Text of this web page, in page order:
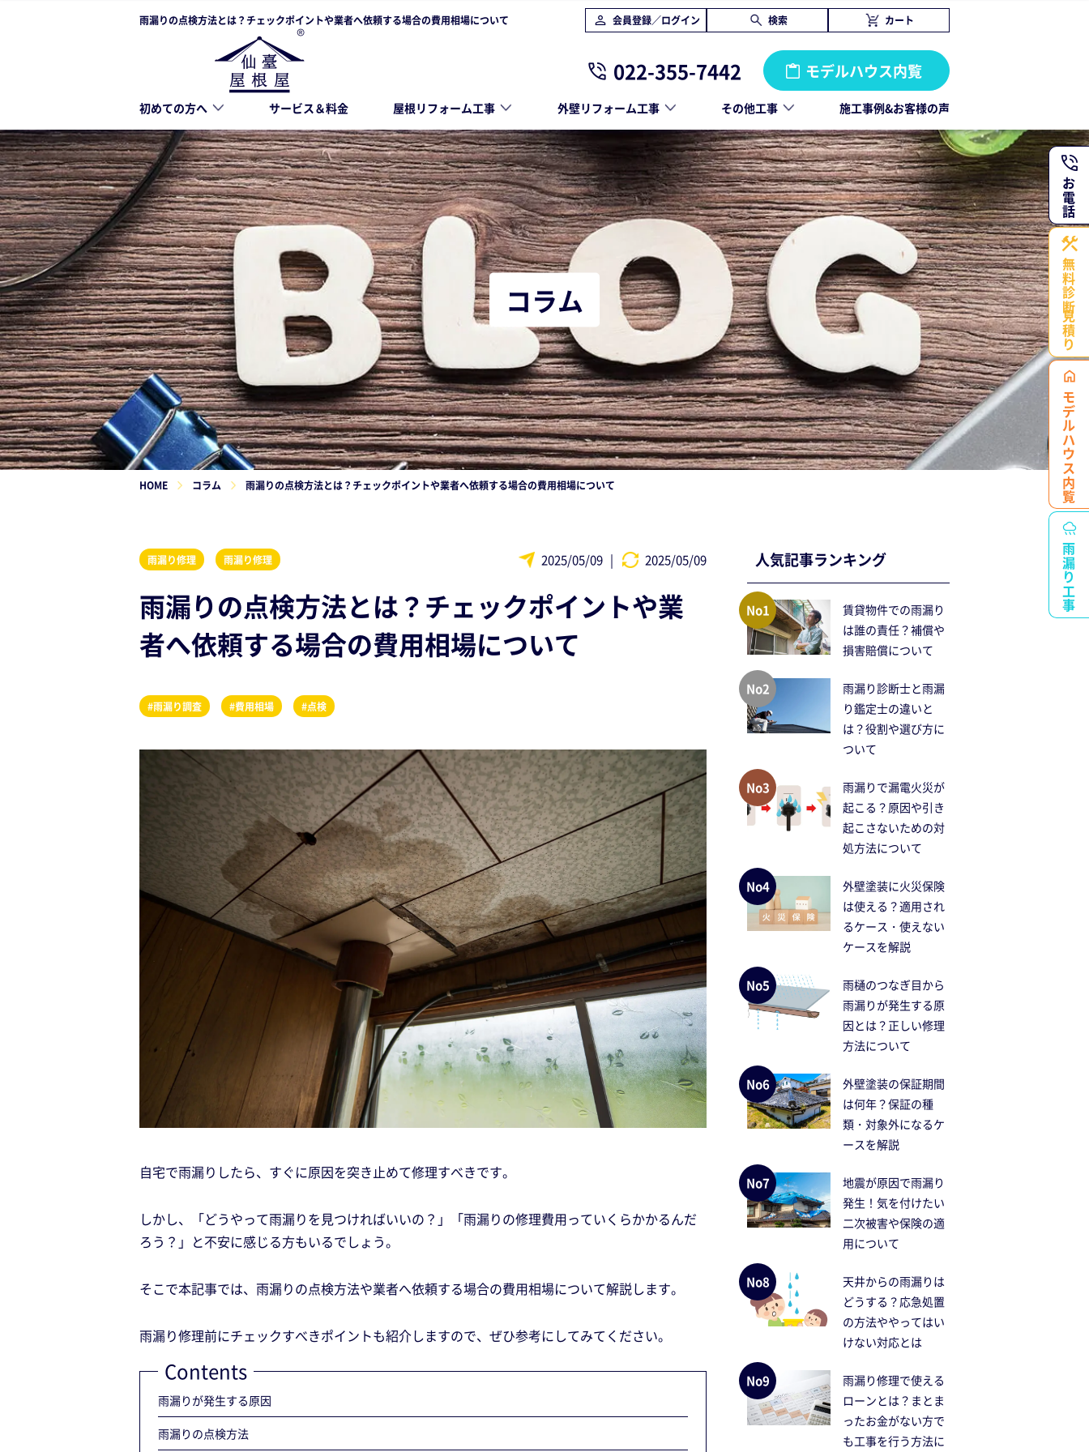
雨漏りの点検方法とは？チェックポイントや業者へ依頼する場合の費用相場について 会員登録／ログイン 検索 カート
022-355-7442 モデルハウス内覧
初めての方へ サービス＆料金 屋根リフォーム工事 外壁リフォーム工事 その他工事 施工事例&お客様の声
コラム
HOME コラム 雨漏りの点検方法とは？チェックポイントや業者へ依頼する場合の費用相場について
雨漏り修理 雨漏り修理 2025/05/09 | 2025/05/09
雨漏りの点検方法とは？チェックポイントや業
者へ依頼する場合の費用相場について
#雨漏り調査 #費用相場 #点検
自宅で雨漏りしたら、すぐに原因を突き止めて修理すべきです。
しかし、「どうやって雨漏りを見つければいいの？」「雨漏りの修理費用っていくらかかるんだ
ろう？」と不安に感じる方もいるでしょう。
そこで本記事では、雨漏りの点検方法や業者へ依頼する場合の費用相場について解説します。
雨漏り修理前にチェックすべきポイントも紹介しますので、ぜひ参考にしてみてください。
Contents
雨漏りが発生する原因
雨漏りの点検方法
人気記事ランキング
No1
賃貸物件での雨漏り
は誰の責任？補償や
損害賠償について
No2
雨漏り診断士と雨漏
り鑑定士の違いと
は？役割や選び方に
ついて
No3
雨漏りで漏電火災が
起こる？原因や引き
起こさないための対
処方法について
No4
外壁塗装に火災保険
は使える？適用され
るケース・使えない
ケースを解説
No5
雨樋のつなぎ目から
雨漏りが発生する原
因とは？正しい修理
方法について
No6
外壁塗装の保証期間
は何年？保証の種
類・対象外になるケ
ースを解説
No7
地震が原因で雨漏り
発生！気を付けたい
二次被害や保険の適
用について
No8
天井からの雨漏りは
どうする？応急処置
の方法ややってはい
けない対応とは
No9
雨漏り修理で使える
ローンとは？まとま
ったお金がない方で
も工事を行う方法に
お電話
無料診断・
見積り
モデルハウス
内覧
雨漏り工事